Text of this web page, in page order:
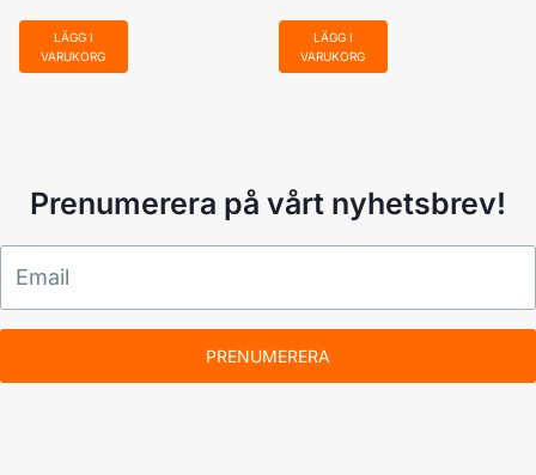
LÄGG I
VARUKORG
LÄGG I
VARUKORG
Prenumerera på vårt nyhetsbrev!
PRENUMERERA